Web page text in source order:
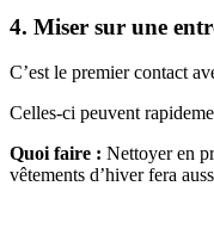
4. Miser sur une
C’est le premier contact
Celles-ci peuvent
Quoi faire : Nettoyer en
vêtements d’hiver fera